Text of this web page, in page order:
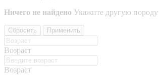
Ничего не найдено Укажите другую породу
Сбросить Применить
Возраст
Возраст